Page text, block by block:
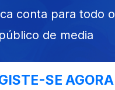
conta para todo o
de media
SE AGORA